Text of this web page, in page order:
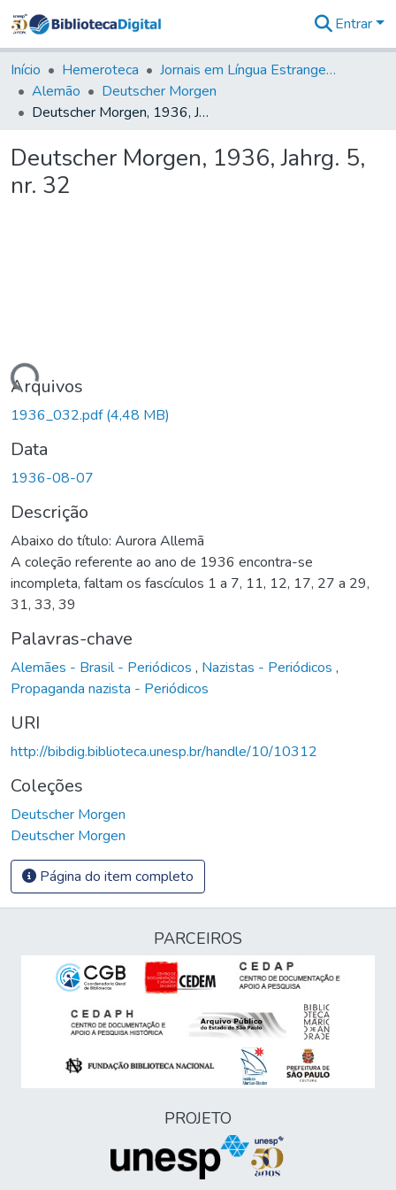
&
Coleções
Tudo na
Biblioteca
Estatísticas
Entrar
Início Hemeroteca
Jornais em Língua Estrangeira
Alemão
Deutscher Morgen
Deutscher Morgen, 1936, Jahrg. 5, nr. 32
Deutscher Morgen, 1936, Jahrg. 5,
nr. 32
Arquivos
1936_032.pdf(4,48 MB)
Data
1936-08-07
Descrição
Abaixo do título: Aurora Allemã
A coleção referente ao ano de 1936 encontra-se
incompleta, faltam os fascículos 1 a 7, 11, 12, 17, 27 a 29,
31, 33, 39
Palavras-chave
Alemães - Brasil - Periódicos , Nazistas - Periódicos ,
Propaganda nazista - Periódicos
URI
http://bibdig.biblioteca.unesp.br/handle/10/10312
Coleções
Deutscher Morgen
Deutscher Morgen
Página do item completo
PARCEIROS
PROJETO